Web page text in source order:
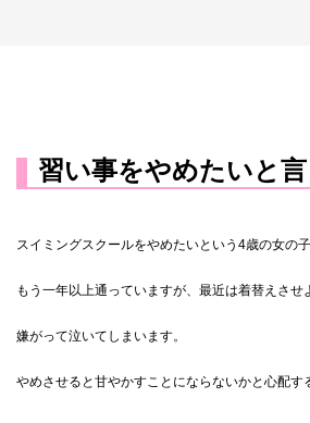
習い事をやめたいと言
スイミングスクールをやめたいという4歳の女の子
もう一年以上通っていますが、最近は着替えさせ
嫌がって泣いてしまいます。
やめさせると甘やかすことにならないかと心配す